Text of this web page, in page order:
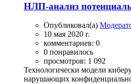
НЛП-анализ
Опубликовал(а)
10 мая 2020 г.
комментариев: 0
0 понравилось
просмотров: 1 092
Технологически модели
нарушающих